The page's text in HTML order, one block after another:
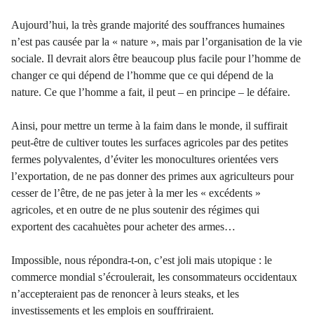
Aujourd’hui, la très grande majorité des souffrances humaines
n’est pas causée par la « nature », mais par l’organisation de la vie
sociale. Il devrait alors être beaucoup plus facile pour l’homme de
changer ce qui dépend de l’homme que ce qui dépend de la
nature. Ce que l’homme a fait, il peut – en principe – le défaire.
Ainsi, pour mettre un terme à la faim dans le monde, il suffirait
peut-être de cultiver toutes les surfaces agricoles par des petites
fermes polyvalentes, d’éviter les monocultures orientées vers
l’exportation, de ne pas donner des primes aux agriculteurs pour
cesser de l’être, de ne pas jeter à la mer les « excédents »
agricoles, et en outre de ne plus soutenir des régimes qui
exportent des cacahuètes pour acheter des armes…
Impossible, nous répondra-t-on, c’est joli mais utopique : le
commerce mondial s’écroulerait, les consommateurs occidentaux
n’accepteraient pas de renoncer à leurs steaks, et les
investissements et les emplois en souffriraient.